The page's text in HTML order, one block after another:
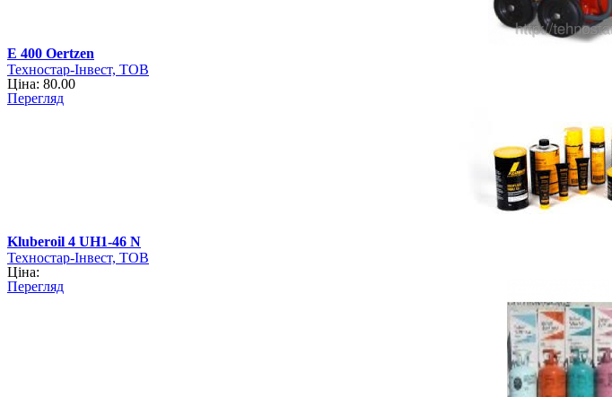
Е 400 Oertzen
Техностар-Інвест, ТОВ
Ціна: 80.00
Перегляд
Kluberoil 4 UH1-46 N
Техностар-Інвест, ТОВ
Ціна:
Перегляд